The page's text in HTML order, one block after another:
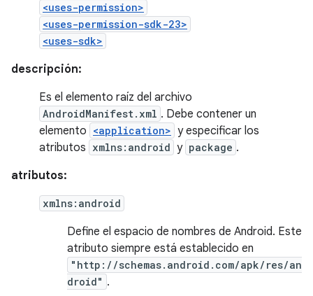
<uses-permission>
<uses-permission-sdk-23>
<uses-sdk>
descripción:
Es el elemento raíz del archivo
AndroidManifest.xml . Debe contener un
elemento <application> y especificar los
atributos xmlns:android y package .
atributos:
xmlns:android
Define el espacio de nombres de Android. Este
atributo siempre está establecido en
"http://schemas.android.com/apk/res/an
droid" .